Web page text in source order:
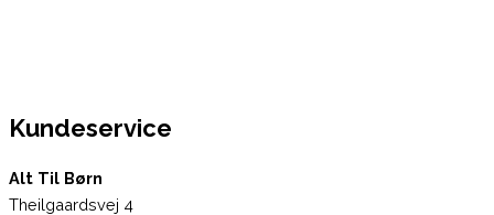
Kundeservice
Alt Til Børn
Theilgaardsvej 4